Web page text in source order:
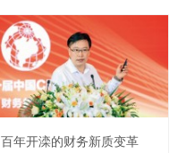
百年开滦的财务新质变革